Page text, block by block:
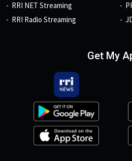
RRI NET Streaming
RRI Radio Streaming
Get My